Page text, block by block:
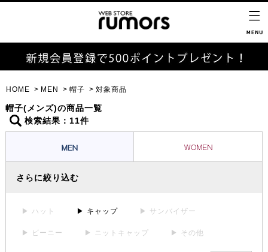
HOME MEN 帽子 対象商品
帽子(メンズ)の商品一覧
検索結果：11件
さらに絞り込む
▶ ハット ▶ キャップ ▶ サンバイザー
▶ ビーニー ▶ ニットキャップ ▶ その他